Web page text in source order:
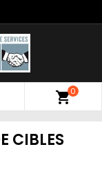
shopping_cart0
CIBLES